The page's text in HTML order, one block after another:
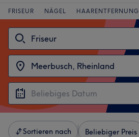
FRISEUR NÄGEL HAARENTFERNUNG
Sortieren nach Beliebiger Preis